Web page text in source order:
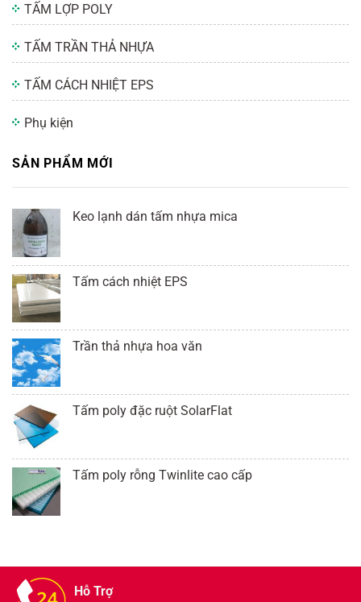
TẤM LỢP POLY
TẤM TRẦN THẢ NHỰA
TẤM CÁCH NHIỆT EPS
Phụ kiện
SẢN PHẨM MỚI
Keo lạnh dán tấm nhựa mica
Tấm cách nhiệt EPS
Trần thả nhựa hoa văn
Tấm poly đặc ruột SolarFlat
Tấm poly rỗng Twinlite cao cấp
Hỗ Trợ